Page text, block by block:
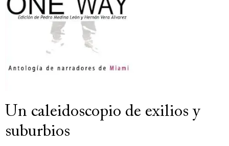
Un caleidoscopio de exilios y
suburbios